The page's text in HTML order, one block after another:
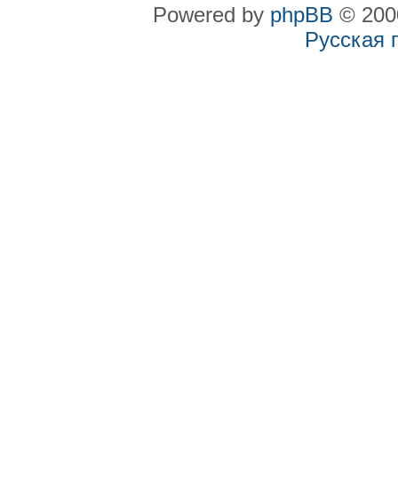
Powered by phpBB ©
Русская